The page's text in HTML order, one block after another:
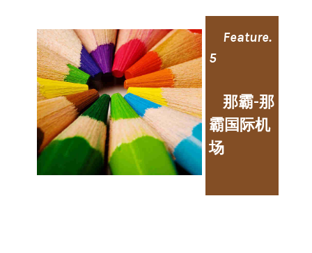
Feature.
5
那霸-那
霸国际机
场